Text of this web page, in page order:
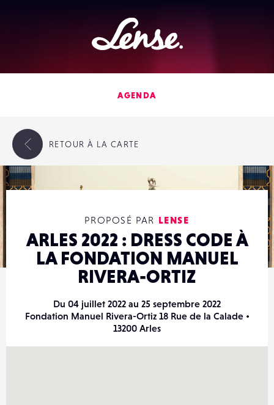
Lense
AGENDA
PROPOSÉ PAR LENSE
ARLES 2022 : DRESS CODE À
LA FONDATION MANUEL
RIVERA-ORTIZ
Du 04 juillet 2022 au 25 septembre 2022
Fondation Manuel Rivera-Ortiz 18 Rue de la Calade •
13200 Arles
RETOUR À LA CARTE